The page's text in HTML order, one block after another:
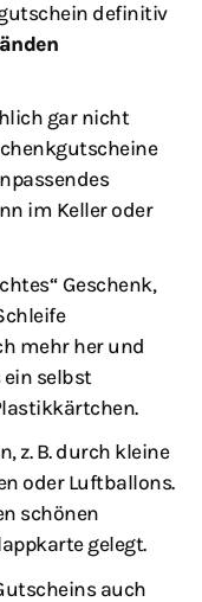
definitiv
gar nicht
im Keller oder
Geschenk,
mehr her und
selbst
z. B. durch kleine
oder Luftballons.
schönen
gelegt.
auch